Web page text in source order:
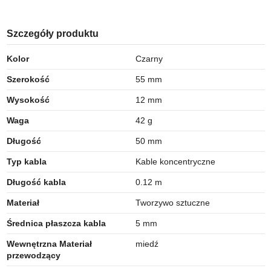
Szczegóły produktu
Kolor Czarny
Szerokość 55 mm
Wysokość 12 mm
Waga 42 g
Długość 50 mm
Typ kabla Kable koncentryczne
Długość kabla 0.12 m
Materiał Tworzywo sztuczne
Średnica płaszcza kabla 5 mm
Wewnętrzna Materiał
przewodzący
miedź